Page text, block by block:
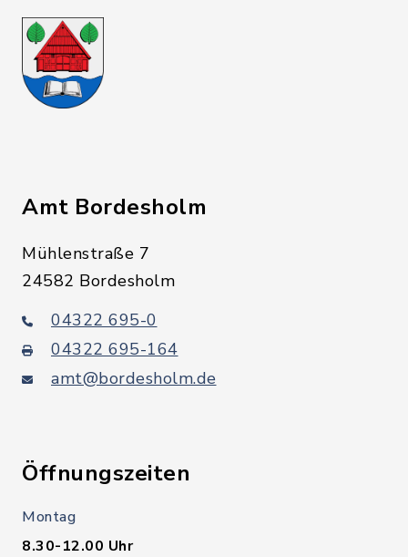
Amt Bordesholm
Mühlenstraße 7
24582 Bordesholm
04322 695-0
04322 695-164
amt@bordesholm.de
Öffnungszeiten
Montag
8.30-12.00 Uhr